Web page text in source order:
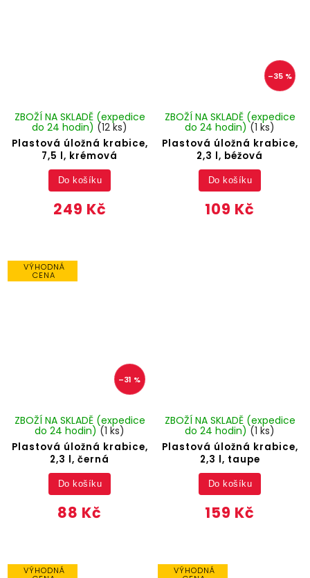
Plastová úložná krabice,
7,5 l, krémová
ZBOŽÍ NA SKLADĚ (expedice
do 24 hodin) (12 ks)
249 Kč
Do košíku
–35 %
Plastová úložná krabice,
2,3 l, béžová
ZBOŽÍ NA SKLADĚ (expedice
do 24 hodin) (1 ks)
109 Kč
Do košíku
VÝHODNÁ
CENA
–31 %
Plastová úložná krabice,
2,3 l, černá
ZBOŽÍ NA SKLADĚ (expedice
do 24 hodin) (1 ks)
88 Kč
Do košíku
Plastová úložná krabice,
2,3 l, taupe
ZBOŽÍ NA SKLADĚ (expedice
do 24 hodin) (1 ks)
159 Kč
Do košíku
VÝHODNÁ VÝHODNÁ